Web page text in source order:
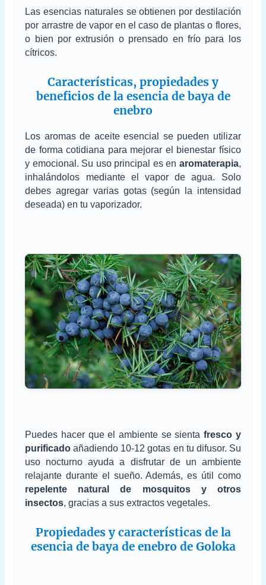
Las esencias naturales se obtienen por destilación
por arrastre de vapor en el caso de plantas o flores,
o bien por extrusión o prensado en frío para los
cítricos.
Características, propiedades y
beneficios de la esencia de baya de
enebro
Los aromas de aceite esencial se pueden utilizar
de forma cotidiana para mejorar el bienestar físico
y emocional. Su uso principal es en aromaterapia,
inhalándolos mediante el vapor de agua. Solo
debes agregar varias gotas (según la intensidad
deseada) en tu vaporizador.
Puedes hacer que el ambiente se sienta fresco y
purificado añadiendo 10-12 gotas en tu difusor. Su
uso nocturno ayuda a disfrutar de un ambiente
relajante durante el sueño. Además, es útil como
repelente natural de mosquitos y otros
insectos, gracias a sus extractos vegetales.
Propiedades y características de la
esencia de baya de enebro de Goloka